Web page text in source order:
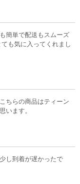
簡単で配送もスムーズ
も気に入ってくれまし
ちらの商品はティーン
います。
し到着が遅かったで